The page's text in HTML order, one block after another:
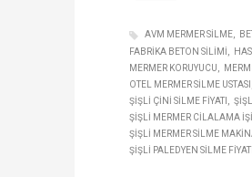
AVM MERMER SILME
FABRIKA BETON SILIMI
MERMER KORUYUCU
OTEL MERMER SILME USTASI
ŞIŞLI ÇINI SILME FIYATI
ŞIŞLI MERMER CILALAMA IŞI
ŞIŞLI MERMER SILME
ŞIŞLI PALEDYEN SILME